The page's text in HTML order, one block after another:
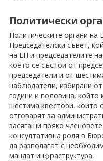
Политически
Политическите органи на
Председателски съвет,
на ЕП и председателите
което се състои от
председатели и от
наблюдатели, избирани
години и половина,
шестима квестори, които
отговарят за
засягащи пряко
консултативна роля в
да разполагат с
мандат инфраструктура.